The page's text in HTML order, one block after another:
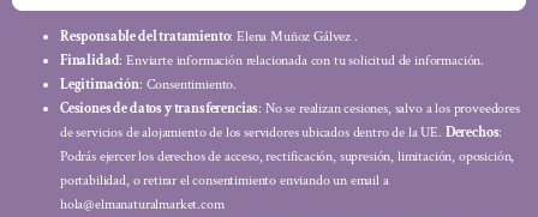
Responsable del tratamiento: Elena Muñoz Gálvez .
Finalidad: Enviarte información relacionada con tu solicitud de información.
Legitimación: Consentimiento.
Cesiones de datos y transferencias: No se realizan cesiones, salvo a los proveedores
de servicios de alojamiento de los servidores ubicados dentro de la UE. Derechos:
Podrás ejercer los derechos de acceso, rectificación, supresión, limitación, oposición,
portabilidad, o retirar el consentimiento enviando un email a
hola@elmanaturalmarket.com